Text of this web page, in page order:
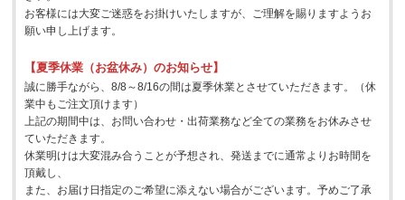
お客様には大変ご迷惑をお掛けいたしますが、ご理解を賜りますようお
願い申し上げます。
【夏季休業（お盆休み）のお知らせ】
誠に勝手ながら、8/8～8/16の間は夏季休業とさせていただきます。（休
業中もご注文頂けます）
上記の期間中は、お問い合わせ・出荷業務など全ての業務をお休みさせ
ていただきます。
休業明けは大変混み合うことが予想され、発送までに通常よりお時間を
頂戴し、
また、お届け日指定のご希望に添えない場合がございます。予めご了承